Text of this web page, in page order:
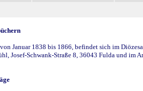
Januar 1838 bis 1866, befindet sich im
Josef-Schwank-Straße 8, 36043 Fulda und im